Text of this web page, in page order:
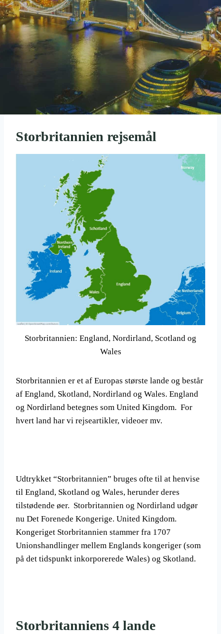
Storbritannien rejsemål
Storbritannien: England, Nordirland, Scotland og
Wales
Storbritannien er et af Europas største lande og består
af England, Skotland, Nordirland og Wales. England
og Nordirland betegnes som United Kingdom. For
hvert land har vi rejseartikler, videoer mv.
Udtrykket “Storbritannien” bruges ofte til at henvise
til England, Skotland og Wales, herunder deres
tilstødende øer. Storbritannien og Nordirland udgør
nu Det Forenede Kongerige. United Kingdom.
Kongeriget Storbritannien stammer fra 1707
Unionshandlinger mellem Englands kongeriger (som
på det tidspunkt inkorporerede Wales) og Skotland.
Storbritanniens 4 lande